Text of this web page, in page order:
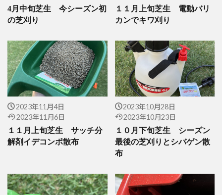
4月中旬芝生 今シーズン初
の芝刈り
１１月上旬芝生 電動バリ
カンでキワ刈り
2023年11月4日
2023年11月6日
１１月上旬芝生 サッチ分
解剤イデコンポ散布
2023年10月28日
2023年10月23日
１０月下旬芝生 シーズン
最後の芝刈りとシバゲン散
布